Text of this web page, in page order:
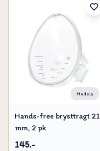
Medela
Hands-free brysttragt 21
mm, 2 pk
145.-